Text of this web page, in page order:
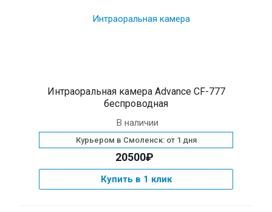
Интраоральная камера Advance CF-777
беспроводная
В наличии
Курьером в Смоленск: от 1 дня
20500₽
Купить в 1 клик